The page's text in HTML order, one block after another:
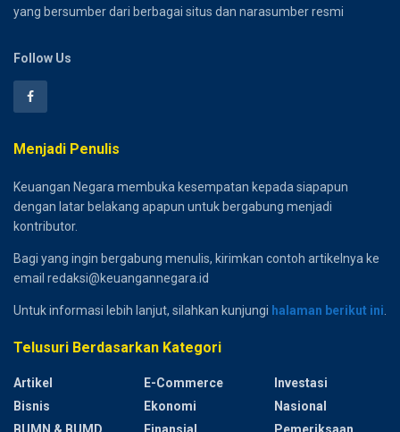
yang bersumber dari berbagai situs dan narasumber resmi
Follow Us
Menjadi Penulis
Keuangan Negara membuka kesempatan kepada siapapun
dengan latar belakang apapun untuk bergabung menjadi
kontributor.
Bagi yang ingin bergabung menulis, kirimkan contoh artikelnya ke
email redaksi@keuangannegara.id
Untuk informasi lebih lanjut, silahkan kunjungi halaman berikut ini
Telusuri Berdasarkan Kategori
Artikel
Bisnis
BUMN & BUMD
E-Commerce
Ekonomi
Finansial
Investasi
Nasional
Pemeriksaan